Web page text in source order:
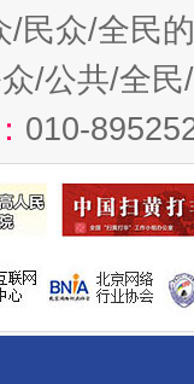
/民众/全民
/公共/全
010-